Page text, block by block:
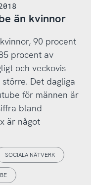
än kvinnor
90 procent
procent av
och veckovis
Det dagliga
för männen är
bland
är något
SOCIALA NÄTVERK